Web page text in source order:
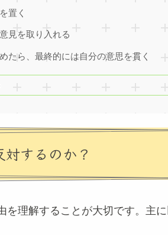
置く
見を取り入れる
たら、最終的には自分の意思を貫く
するのか？
を理解することが大切です。主